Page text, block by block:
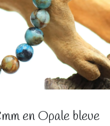
en Opale bleue